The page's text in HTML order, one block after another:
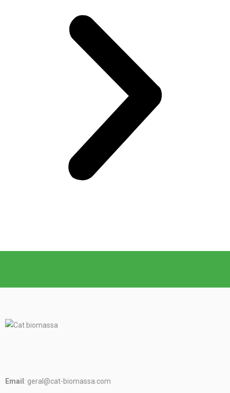
Email : geral@cat-biomassa.com